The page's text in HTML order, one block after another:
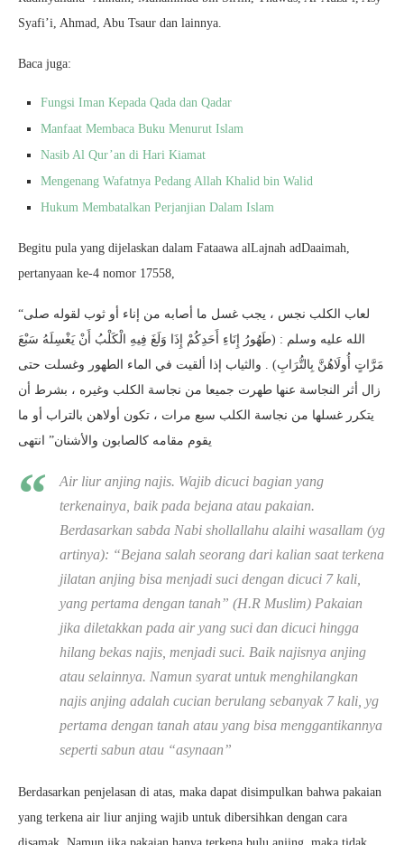
Syafi’i, Ahmad, Abu Tsaur dan lainnya.
Baca juga:
Fungsi Iman Kepada Qada dan Qadar
Manfaat Membaca Buku Menurut Islam
Nasib Al Qur’an di Hari Kiamat
Mengenang Wafatnya Pedang Allah Khalid bin Walid
Hukum Membatalkan Perjanjian Dalam Islam
Begitu pula yang dijelaskan dalam Fataawa alLajnah adDaaimah,
pertanyaan ke-4 nomor 17558,
“لعاب الكلب نجس ، يجب غسل ما أصابه من إناء أو ثوب لقوله صلى
الله عليه وسلم : (طَهُورُ إِنَاءِ أَحَدِكُمْ إِذَا وَلَغَ فِيهِ الْكَلْبُ أَنْ يَغْسِلَهُ سَبْعَ
مَرَّاتٍ أُولَاهُنَّ بِالتُّرَابِ) . والثياب إذا ألقيت في الماء الطهور وغسلت حتى
زال أثر النجاسة عنها طهرت جميعا من نجاسة الكلب وغيره ، بشرط أن
يتكرر غسلها من نجاسة الكلب سبع مرات ، تكون أولاهن بالتراب أو ما
يقوم مقامه كالصابون والأشنان” انتهى
Air liur anjing najis. Wajib dicuci bagian yang
terkenainya, baik pada bejana atau pakaian.
Berdasarkan sabda Nabi shollallahu alaihi wasallam (yg
artinya): “Bejana salah seorang dari kalian saat terkena
jilatan anjing bisa menjadi suci dengan dicuci 7 kali,
yang pertama dengan tanah” (H.R Muslim) Pakaian
jika diletakkan pada air yang suci dan dicuci hingga
hilang bekas najis, menjadi suci. Baik najisnya anjing
atau selainnya. Namun syarat untuk menghilangkan
najis anjing adalah cucian berulang sebanyak 7 kali, yg
pertama dengan tanah atau yang bisa menggantikannya
seperti sabun atau “asynaan”
Berdasarkan penjelasan di atas, maka dapat disimpulkan bahwa pakaian
yang terkena air liur anjing wajib untuk dibersihkan dengan cara